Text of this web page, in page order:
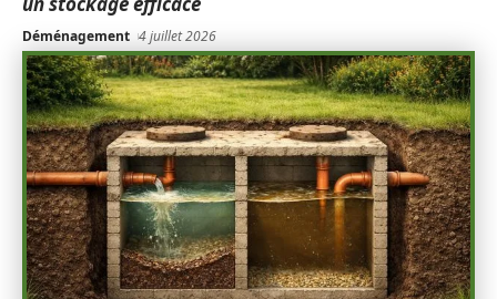
Déménagement 4 juillet 2026